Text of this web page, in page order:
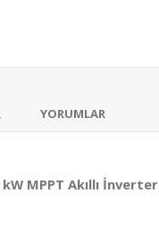
YORUMLAR
MPPT Akıllı İnverter